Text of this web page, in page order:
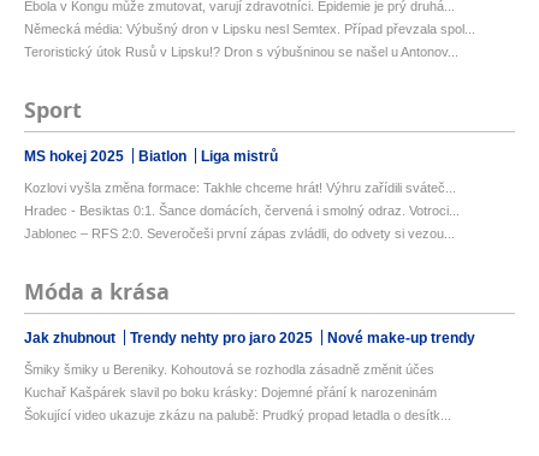
Ebola v Kongu může zmutovat, varují zdravotníci. Epidemie je prý druhá...
Německá média: Výbušný dron v Lipsku nesl Semtex. Případ převzala spol...
Teroristický útok Rusů v Lipsku!? Dron s výbušninou se našel u Antonov...
Sport
MS hokej 2025 Biatlon Liga mistrů
Kozlovi vyšla změna formace: Takhle chceme hrát! Výhru zařídili sváteč...
Hradec - Besiktas 0:1. Šance domácích, červená i smolný odraz. Votroci...
Jablonec – RFS 2:0. Severočeši první zápas zvládli, do odvety si vezou...
Móda a krása
Jak zhubnout Trendy nehty pro jaro 2025 Nové make-up trendy
Šmiky šmiky u Bereniky. Kohoutová se rozhodla zásadně změnit účes
Kuchař Kašpárek slavil po boku krásky: Dojemné přání k narozeninám
Šokující video ukazuje zkázu na palubě: Prudký propad letadla o desítk...